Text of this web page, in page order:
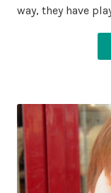
way, they have